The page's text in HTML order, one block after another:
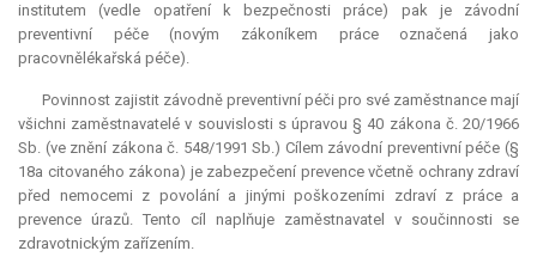
institutem (vedle opatření k bezpečnosti práce) pak je závodní
preventivní péče (novým zákoníkem práce označená jako
pracovnělékařská péče).
Povinnost zajistit závodně preventivní péči pro své zaměstnance mají
všichni zaměstnavatelé v souvislosti s úpravou § 40 zákona č. 20/1966
Sb. (ve znění zákona č. 548/1991 Sb.) Cílem závodní preventivní péče (§
18a citovaného zákona) je zabezpečení prevence včetně ochrany zdraví
před nemocemi z povolání a jinými poškozeními zdraví z práce a
prevence úrazů. Tento cíl naplňuje zaměstnavatel v součinnosti se
zdravotnickým zařízením.